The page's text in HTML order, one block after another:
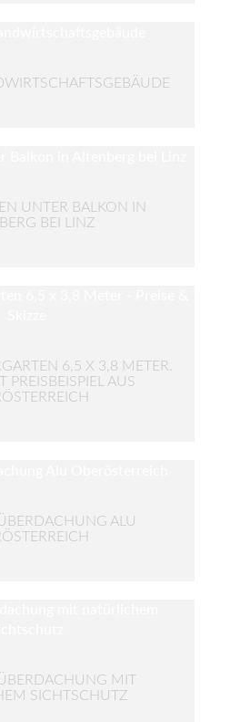
UNTER BALKON IN
BEI LINZ
6,5 X 3,8 METER.
PREISBEISPIEL AUS
ALU
MIT
SICHTSCHUTZ